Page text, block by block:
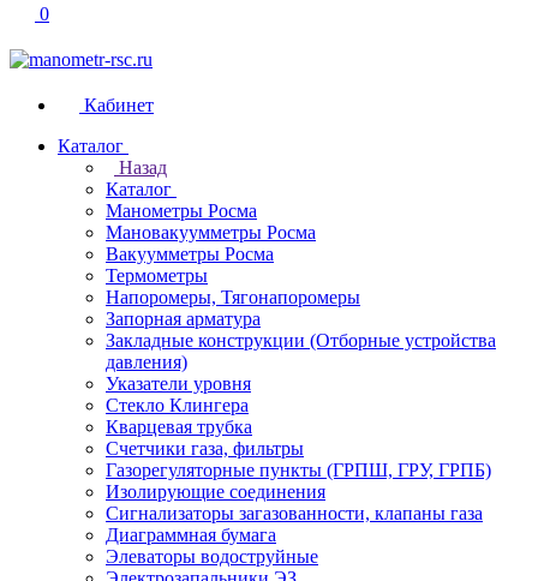
0
Кабинет
Каталог
Назад
Каталог
Манометры Росма
Мановакуумметры Росма
Вакуумметры Росма
Термометры
Напоромеры, Тягонапоромеры
Запорная арматура
Закладные конструкции (Отборные устройства
давления)
Указатели уровня
Стекло Клингера
Кварцевая трубка
Счетчики газа, фильтры
Газорегуляторные пункты (ГРПШ, ГРУ, ГРПБ)
Изолирующие соединения
Сигнализаторы загазованности, клапаны газа
Диаграммная бумага
Элеваторы водоструйные